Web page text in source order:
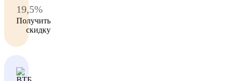
19,5%
Получить
скидку